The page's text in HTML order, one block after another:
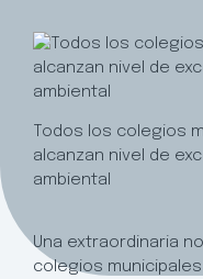
Todos los colegios
alcanzan nivel de
ambiental
Una extraordinaria
colegios